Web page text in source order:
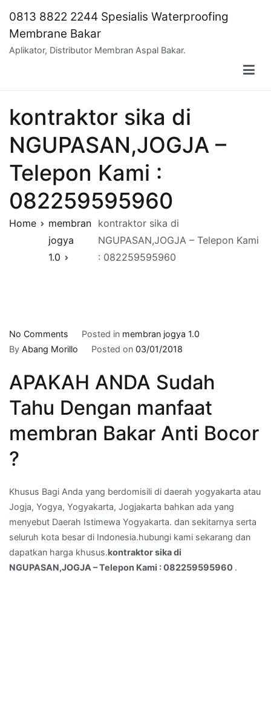
content
0813 8822 2244 Spesialis Waterproofing
Membrane Bakar
Aplikator, Distributor Membran Aspal Bakar.
kontraktor sika di
NGUPASAN,JOGJA –
Telepon Kami :
082259595960
Home
membran
jogya
1.0
kontraktor sika di
NGUPASAN,JOGJA – Telepon Kami
: 082259595960
No Comments
kontraktor
di
–
Kami
Posted in membran jogya 1.0
By Abang Morillo Posted on 03/01/2018
APAKAH ANDA Sudah
Tahu Dengan manfaat
membran Bakar Anti Bocor
?
Khusus Bagi Anda yang berdomisili di daerah yogyakarta atau
Jogja, Yogya, Yogyakarta, Jogjakarta bahkan ada yang
menyebut Daerah Istimewa Yogyakarta. dan sekitarnya serta
seluruh kota besar di Indonesia.hubungi kami sekarang dan
dapatkan harga khusus.kontraktor sika di
NGUPASAN,JOGJA – Telepon Kami : 082259595960 .